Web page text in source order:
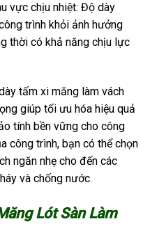
vực chịu nhiệt: Độ dày
trình khỏi ảnh hưởng
thời có khả năng chịu lực
tấm xi măng làm vách
giúp tối ưu hóa hiệu quả
tính bền vững cho công
công trình, bạn có thể chọn
ngăn nhẹ cho đến các
và chống nước.
Lót Sàn Làm